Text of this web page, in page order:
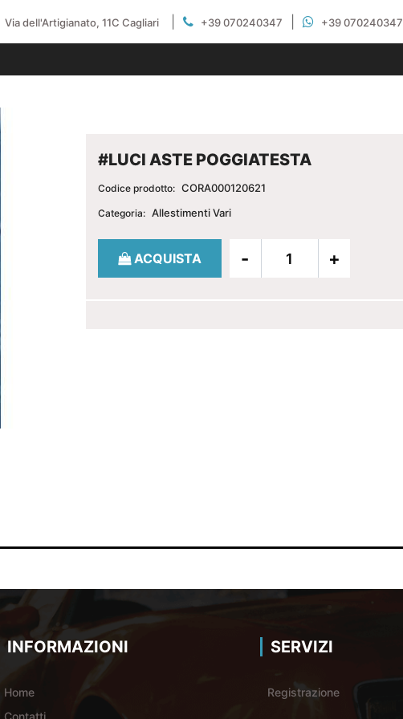
Via dell'Artigianato, 11C Cagliari +39 070240347 +39 070240347
#LUCI ASTE POGGIATESTA
Codice prodotto: CORA000120621
Categoria: Allestimenti Vari
Quantità
ACQUISTA
INFORMAZIONI
Home
SERVIZI
Registrazione